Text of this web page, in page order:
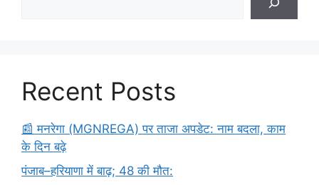
Recent Posts
​📰 मनरेगा (MGNREGA) पर ताजा अपडेट: नाम बदला, काम
के दिन बढ़े
पंजाब–हरियाणा में बाढ़; 48 की मौत: